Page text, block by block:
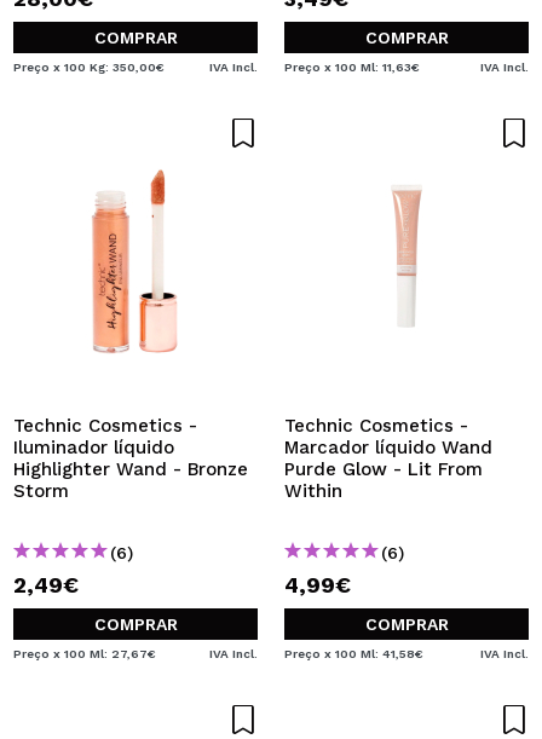
COMPRAR
Preço x 100 Kg: 350,00€ IVA Incl.
COMPRAR
Preço x 100 Ml: 11,63€ IVA Incl.
Technic Cosmetics -
Iluminador líquido
Highlighter Wand - Bronze
Storm
(6)
2,49€
COMPRAR
Preço x 100 Ml: 27,67€ IVA Incl.
Technic Cosmetics -
Marcador líquido Wand
Purde Glow - Lit From
Within
(6)
4,99€
COMPRAR
Preço x 100 Ml: 41,58€ IVA Incl.